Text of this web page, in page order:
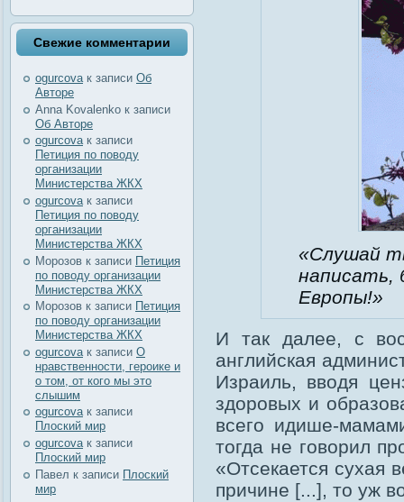
Свежие комментарии
ogurcovaк записи Об
Авторе
Anna Kovalenko к записи
Об Авторе
ogurcovaк записи
Петиция по поводу
организации
Министерства ЖКХ
ogurcova к записи
Петиция по поводу
организации
Министерства ЖКХ
Морозов к записи Петиция
по поводу организации
Министерства ЖКХ
Морозов к записи Петиция
по поводу организации
Министерства ЖКХ
ogurcova к записи О
нравственности, героике и
о том, от кого мы это
слышим
ogurcovaк записи
Плоский мир
ogurcova к записи
Плоский мир
Павел к записи Плоский
мир
«Слушай
написать,
Европы!»
И так далее, с
английская
Израиль, вводя
здоровых и
всего идише-
тогда не говорил
«Отсекается сухая
причине [...], то уж